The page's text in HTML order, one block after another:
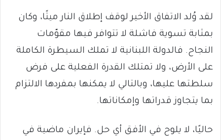
لقد وُلد الاتفاق الأخير لوقف إطلاق النار ميتًا، وكان
بمثابة تسوية فاشلة لا تتوافر فيها مقوّمات
النجاح. فالدولة اللبنانية لا تملك السيطرة الكاملة
على الأرض، ولا تمتلك القدرة الفعلية على فرض
سلطتها عليها، وبالتالي لا يمكنها بمفردها الالتزام
بما يتجاوز قدراتها وإمكاناتها.
حاليًا، لا يلوح في الأفق أي حل. فإيران ماضية في